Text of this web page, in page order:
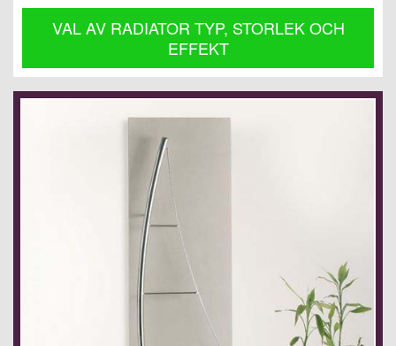
VAL AV RADIATOR TYP, STORLEK OCH
EFFEKT